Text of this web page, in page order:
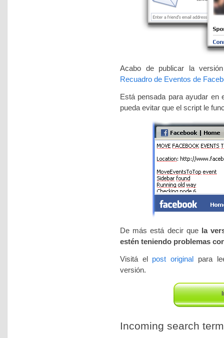
Acabo de publicar la
Recuadro de Eventos de
Está pensada para ayudar en
pueda evitar que el script le
De más está decir que la
estén teniendo problemas
Visitá el post original para
versión.
Incoming search